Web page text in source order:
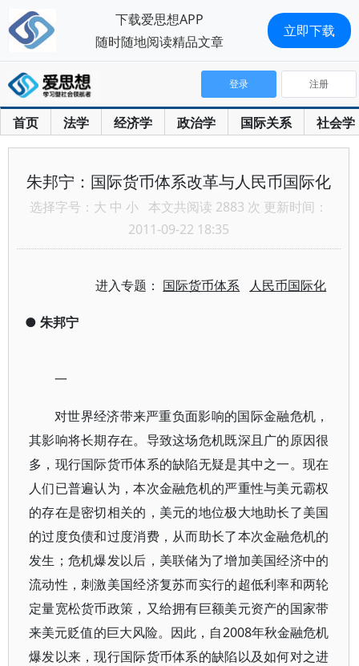
首页 法学 经济学 政治学 国际关系 社会学
登录 注册
朱邦宁：国际货币体系改革与人民币国际化
选择字号： 大 中 小 本文共阅读 2883 次 更新时间：
2011-09-22 18:35
进入专题： 国际货币体系 人民币国际化
● 朱邦宁
一
对世界经济带来严重负面影响的国际金融危机，
其影响将长期存在。导致这场危机既深且广的原因很
多，现行国际货币体系的缺陷无疑是其中之一。现在
人们已普遍认为，本次金融危机的严重性与美元霸权
的存在是密切相关的，美元的地位极大地助长了美国
的过度负债和过度消费，从而助长了本次金融危机的
发生；危机爆发以后，美联储为了增加美国经济中的
流动性，刺激美国经济复苏而实行的超低利率和两轮
定量宽松货币政策，又给拥有巨额美元资产的国家带
来美元贬值的巨大风险。因此，自2008年秋金融危机
爆发以来，现行国际货币体系的缺陷以及如何对之进
下载爱思想APP
随时随地阅读精品文章
立即下载